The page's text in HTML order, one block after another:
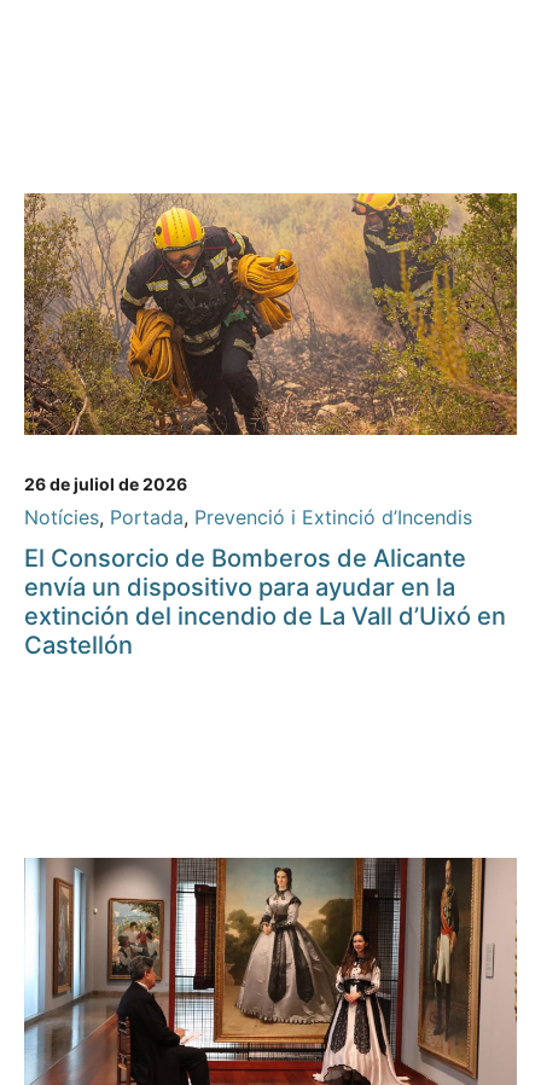
26 de juliol de 2026
Notícies, Portada, Prevenció i Extinció d’Incendis
El Consorcio de Bomberos de Alicante
envía un dispositivo para ayudar en la
extinción del incendio de La Vall d’Uixó en
Castellón